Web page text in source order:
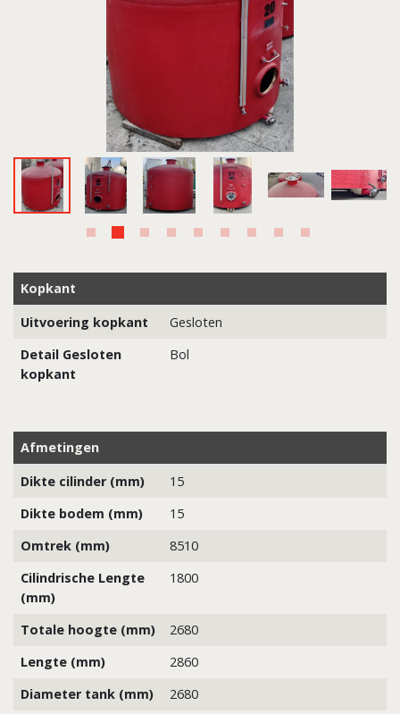
Kopkant
Uitvoering kopkant
Gesloten
Detail Gesloten
kopkant
Bol
Afmetingen
Dikte cilinder (mm)
15
Dikte bodem (mm)
15
Omtrek (mm)
8510
Cilindrische Lengte
(mm)
1800
Totale hoogte (mm)
2680
Lengte (mm)
2860
Diameter tank (mm)
2680